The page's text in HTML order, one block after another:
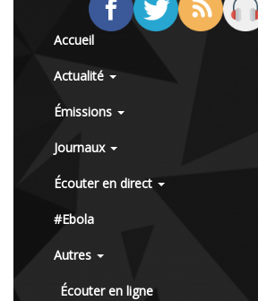
Accueil
Actualité
Émissions
Journaux
Écouter en direct
#Ebola
Autres
Écouter en ligne